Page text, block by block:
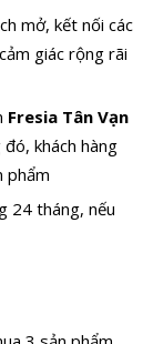
mở, kết nối các
giác rộng rãi
Fresia Tân Vạn
khách hàng
phẩm
24 tháng, nếu